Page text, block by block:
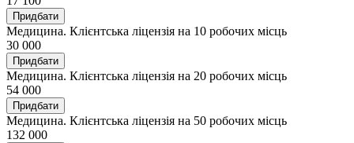
Придбати
Медицина. Клієнтська ліцензія на 10 робочих місць
30 000
Придбати
Медицина. Клієнтська ліцензія на 20 робочих місць
54 000
Придбати
Медицина. Клієнтська ліцензія на 50 робочих місць
132 000